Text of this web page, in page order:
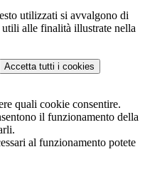
utilizzati si avvalgono di
alle finalità illustrate nella
Accetta tutti i cookies
quali cookie consentire.
il funzionamento della
al funzionamento potete